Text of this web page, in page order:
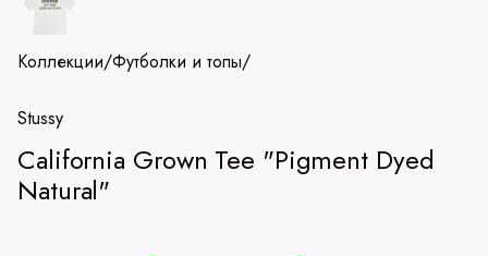
Коллекции/Футболки и топы/
Stussy
California Grown Tee "Pigment Dyed
Natural"